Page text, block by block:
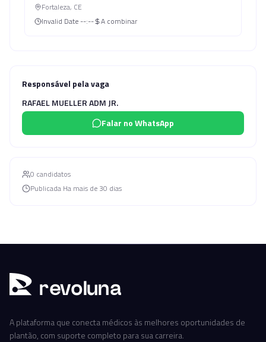
Fortaleza, CE
Invalid Date --:-- A combinar
Responsável pela vaga
RAFAEL MUELLER ADM JR.
Falar no WhatsApp
0 candidatos
Publicada Ha mais de 30 dias
revoluna
A plataforma que conecta médicos às melhores oportunidades de
plantão, com suporte completo para sua carreira.